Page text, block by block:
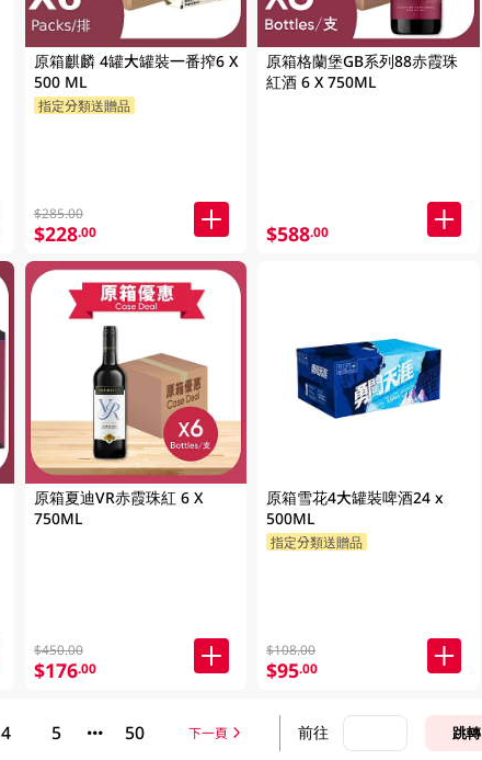
原箱麒麟 4罐大罐裝一番搾6 X
500 ML
指定分類送贈品
$285.00
$228.00
原箱格蘭堡GB系列88赤霞珠
紅酒 6 X 750ML
$588.00
原箱夏迪VR赤霞珠紅 6 X
750ML
$450.00
$176.00
原箱雪花4大罐裝啤酒24 x
500ML
指定分類送贈品
$108.00
$95.00
4 5 50 下一頁 前往 跳轉